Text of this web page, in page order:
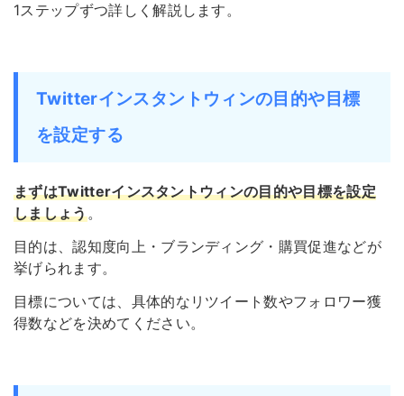
1ステップずつ詳しく解説します。
Twitterインスタントウィンの目的や目標
を設定する
まずはTwitterインスタントウィンの目的や目標を設定
しましょう。
目的は、認知度向上・ブランディング・購買促進などが
挙げられます。
目標については、具体的なリツイート数やフォロワー獲
得数などを決めてください。